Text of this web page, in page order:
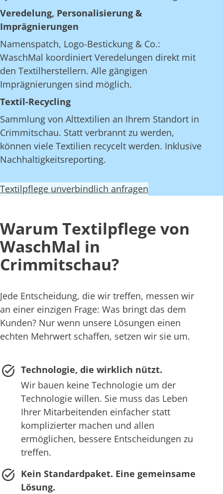
Veredelung, Personalisierung &
Imprägnierungen
Namenspatch, Logo-Bestickung & Co.:
WaschMal koordiniert Veredelungen direkt mit
den Textilherstellern. Alle gängigen
Imprägnierungen sind möglich.
Textil-Recycling
Sammlung von Alttextilien an Ihrem Standort in
Crimmitschau. Statt verbrannt zu werden,
können viele Textilien recycelt werden. Inklusive
Nachhaltigkeitsreporting.
Textilpflege unverbindlich anfragen
Warum Textilpflege von
WaschMal in
Crimmitschau?
Jede Entscheidung, die wir treffen, messen wir
an einer einzigen Frage: Was bringt das dem
Kunden? Nur wenn unsere Lösungen einen
echten Mehrwert schaffen, setzen wir sie um.
Technologie, die wirklich nützt.
Wir bauen keine Technologie um der
Technologie willen. Sie muss das Leben
Ihrer Mitarbeitenden einfacher statt
komplizierter machen und allen
ermöglichen, bessere Entscheidungen zu
treffen.
Kein Standardpaket. Eine gemeinsame
Lösung.